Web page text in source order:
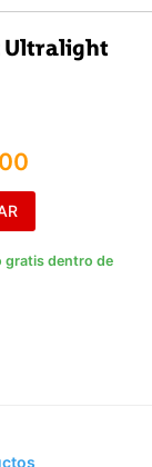
Ultralight
gratis dentro de